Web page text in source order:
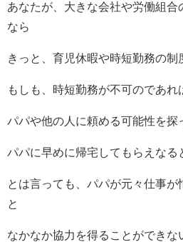
あなたが、大きな会社や労働組合
なら
きっと、育児休暇や時短勤務の制
もしも、時短勤務が不可のであれ
パパや他の人に頼める可能性を探
パパに早めに帰宅してもらえなる
とは言っても、パパが元々仕事が
と
なかなか協力を得ることができな